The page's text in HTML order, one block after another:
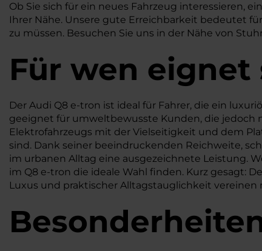
Ob Sie sich für ein neues Fahrzeug interessieren,
Ihrer Nähe. Unsere gute Erreichbarkeit bedeutet
zu müssen. Besuchen Sie uns in der Nähe von
Für wen eignet
Der Audi Q8 e-tron ist ideal für Fahrer, die ein
geeignet für umweltbewusste Kunden, die jedoch
Elektrofahrzeugs mit der Vielseitigkeit und dem
sind. Dank seiner beeindruckenden Reichweite,
im urbanen Alltag eine ausgezeichnete Leistung.
im Q8 e-tron die ideale Wahl finden. Kurz gesagt:
Luxus und praktischer Alltagstauglichkeit vereinen